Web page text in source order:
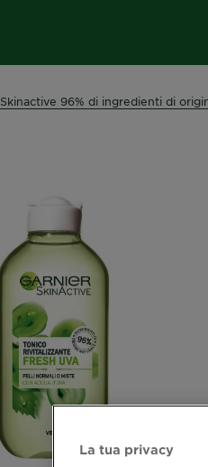
Skinactive 96% di ingredienti di
La tua privacy